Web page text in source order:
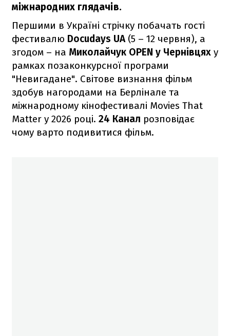
міжнародних глядачів.
Першими в Україні стрічку побачать гості
фестивалю Docudays UA (5 – 12 червня), а
згодом – на Миколайчук OPEN у Чернівцях у
рамках позаконкурсної програми
"Невигадане". Світове визнання фільм
здобув нагородами на Берлінале та
міжнародному кінофестивалі Movies That
Matter у 2026 році. 24 Канал розповідає
чому варто подивитися фільм.